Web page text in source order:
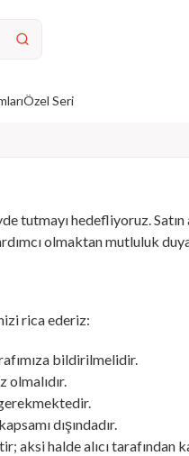
Özel Seri
hedefliyoruz. Satın
olmaktan mutluluk
rica ederiz:
bildirilmelidir.
olmalıdır.
dışındadır.
aksi halde alıcı tarafından